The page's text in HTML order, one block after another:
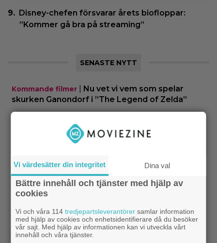
Disney-chefen försvarar årets biofloppar:
”Kommer gå bra på streaming”
SENASTE NYTT
Kommande filmer
Nu vet vi vem som spelar
skurken Ganondorf i ”The Legend of Zelda”
Jim Carrey klar för ny långfilm –
baserad på älskad animerad serie
Connor kan bli nye Cyclops
Bioaktuellt |Nya svenska filmen kallas ”årets
DC| Tidernas 30 bästa superhjältefilmer listade
– ”The Dark Knight” på plats 3
Vi värdesätter din integritet Dina val
Bättre innehåll och tjänster med hjälp av
cookies
Vi och våra 114tredjepartsleverantörer samlar information
med hjälp av cookies och enhetsidentifierare då du besöker
vår sajt. Med hjälp av informationen kan vi utveckla vårt
innehåll och våra tjänster.